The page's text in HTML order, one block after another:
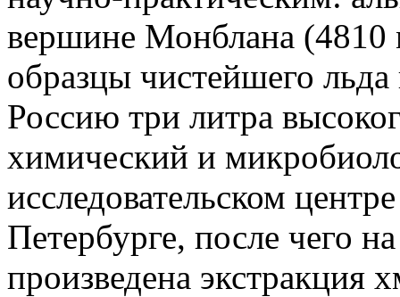
вершине Монблана (4810
образцы чистейшего
Россию три литра
химический и
исследовательском
Петербурге, после чего
произведена экстракция